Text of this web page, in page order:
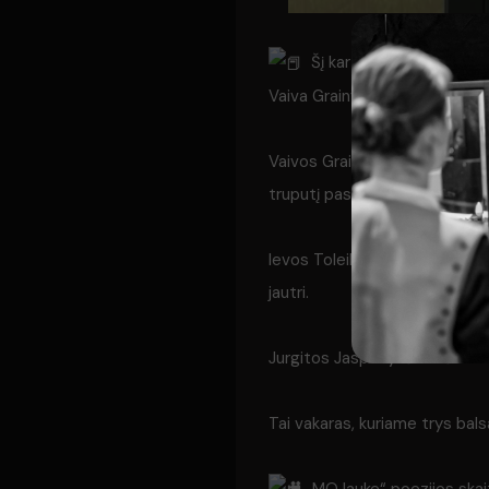
Šį kartą scenoje – trys
Vaiva Grainytė, Ieva
Vaivos Grainytės tekstai –
truputį pasislenka ir staiga
Ievos Toleikytės poezijoje
jautri.
Jurgitos Jasponytės eilėse
Tai vakaras, kuriame trys